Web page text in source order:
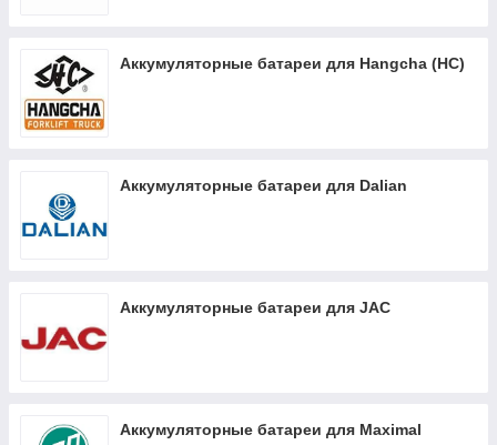
Аккумуляторные батареи для Hangcha (HC)
Аккумуляторные батареи для Dalian
Аккумуляторные батареи для JAC
Аккумуляторные батареи для Maximal